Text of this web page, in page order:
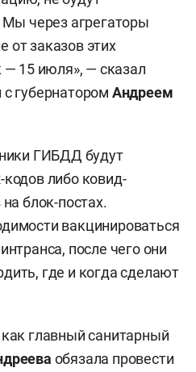
Мы через агрегаторы
от заказов этих
— 15 июля», — сказал
губернатором Андреем
ГИБДД будут
кодов либо ковид-
блок-постах.
вакцинироваться
после чего они
где и когда сделают
главный санитарный
обязала провести